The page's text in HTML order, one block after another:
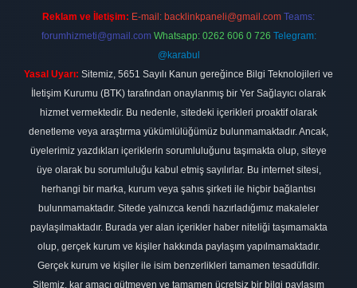
Reklam ve İletişim: E-mail: backlinkpaneli@gmail.com Teams:
forumhizmeti@gmail.com Whatsapp: 0262 606 0 726 Telegram:
@karabul
Yasal Uyarı: Sitemiz, 5651 Sayılı Kanun gereğince Bilgi Teknolojileri ve
İletişim Kurumu (BTK) tarafından onaylanmış bir Yer Sağlayıcı olarak
hizmet vermektedir. Bu nedenle, sitedeki içerikleri proaktif olarak
denetleme veya araştırma yükümlülüğümüz bulunmamaktadır. Ancak,
üyelerimiz yazdıkları içeriklerin sorumluluğunu taşımakta olup, siteye
üye olarak bu sorumluluğu kabul etmiş sayılırlar. Bu internet sitesi,
herhangi bir marka, kurum veya şahıs şirketi ile hiçbir bağlantısı
bulunmamaktadır. Sitede yalnızca kendi hazırladığımız makaleler
paylaşılmaktadır. Burada yer alan içerikler haber niteliği taşımamakta
olup, gerçek kurum ve kişiler hakkında paylaşım yapılmamaktadır.
Gerçek kurum ve kişiler ile isim benzerlikleri tamamen tesadüfidir.
Sitemiz, kar amacı gütmeyen ve tamamen ücretsiz bir bilgi paylaşım